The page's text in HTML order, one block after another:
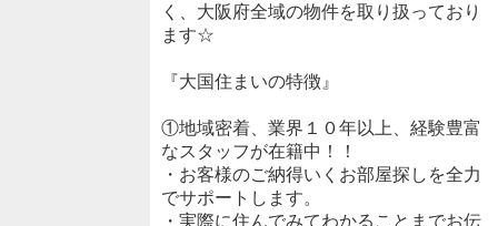
く、大阪府全域の物件を取り扱っており
ます☆
『大国住まいの特徴』
①地域密着、業界１０年以上、経験豊富
なスタッフが在籍中！！
・お客様のご納得いくお部屋探しを全力
でサポートします。
・実際に住んでみてわかることまでお伝